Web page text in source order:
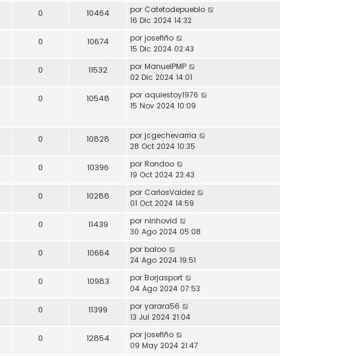
0 10464 por Catetodepueblo
16 Dic 2024 14:32
0 10674 por josefiño
15 Dic 2024 02:43
0 11532 por ManuelPMP
02 Dic 2024 14:01
0 10548 por aquiestoy1976
15 Nov 2024 10:09
0 10828 por jcgechevarria
28 Oct 2024 10:35
0 10396 por Rondoo
19 Oct 2024 23:43
0 10288 por CarlosValdez
01 Oct 2024 14:59
0 11439 por ninhovid
30 Ago 2024 05:08
0 10664 por baloo
24 Ago 2024 19:51
0 10983 por Borjasport
04 Ago 2024 07:53
0 11399 por yarara56
13 Jul 2024 21:04
0 12854 por josefiño
09 May 2024 21:47